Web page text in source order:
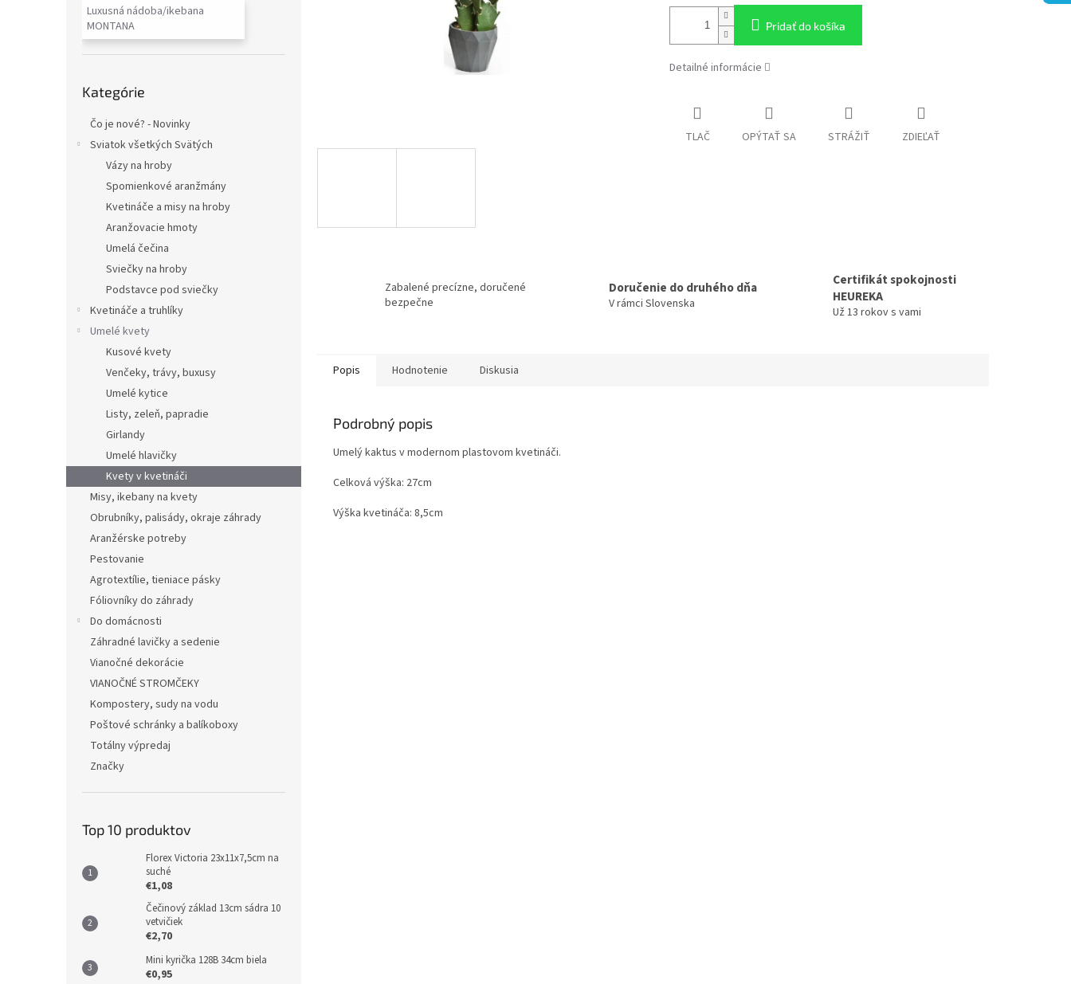
Luxusná nádoba/ikebana
MONTANA
kategórie
Kategórie
Čo je nové? - Novinky
Sviatok všetkých Svätých
Vázy na hroby
Spomienkové aranžmány
Kvetináče a misy na hroby
Aranžovacie hmoty
Umelá čečina
Sviečky na hroby
Podstavce pod sviečky
Kvetináče a truhlíky
Umelé kvety
Kusové kvety
Venčeky, trávy, buxusy
Umelé kytice
Listy, zeleň, papradie
Girlandy
Umelé hlavičky
Kvety v kvetináči
Misy, ikebany na kvety
Obrubníky, palisády, okraje záhrady
Aranžérske potreby
Pestovanie
Agrotextílie, tieniace pásky
Fóliovníky do záhrady
Do domácnosti
Záhradné lavičky a sedenie
Vianočné dekorácie
VIANOČNÉ STROMČEKY
Kompostery, sudy na vodu
Poštové schránky a balíkoboxy
Totálny výpredaj
Značky
Top 10 produktov
Florex Victoria 23x11x7,5cm na
suché
€1,08
Čečinový základ 13cm sádra 10
vetvičiek
€2,70
Mini kyrička 128B 34cm biela
€0,95
Pridať do košíka
Detailné informácie
TLAČ OPÝTAŤ SA STRÁŽIŤ ZDIEĽAŤ
Zabalené precízne, doručené
bezpečne
Doručenie do druhého dňa
V rámci Slovenska
Certifikát spokojnosti
HEUREKA
Už 13 rokov s vami
Popis Hodnotenie Diskusia
Podrobný popis
Umelý kaktus v modernom plastovom kvetináči.
Celková výška: 27cm
Výška kvetináča: 8,5cm